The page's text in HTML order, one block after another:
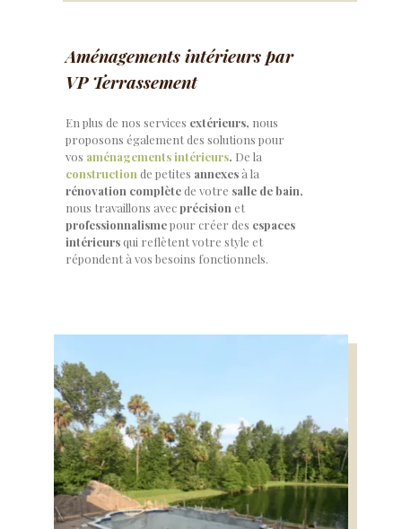
Aménagements intérieurs par
VP Terrassement
En plus de nos services extérieurs, nous
proposons également des solutions pour
vos aménagements intérieurs. De la
construction de petites annexesà la
rénovation complètede votre salle de bain,
nous travaillons avecprécision et
professionnalismepour créer des espaces
intérieursqui reflètent votre style et
répondent à vos besoins fonctionnels.